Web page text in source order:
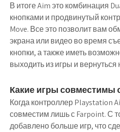
В итоге Aim это комбинация
кнопками и продвинутый
Move. Все это позволит вам
экрана или видео во время
кнопки, а также иметь
выходить из игры и вернуться
Какие игры совместимы
Когда контроллер Playstation
совместим лишь с Farpoint. С
добавлено больше игр, что